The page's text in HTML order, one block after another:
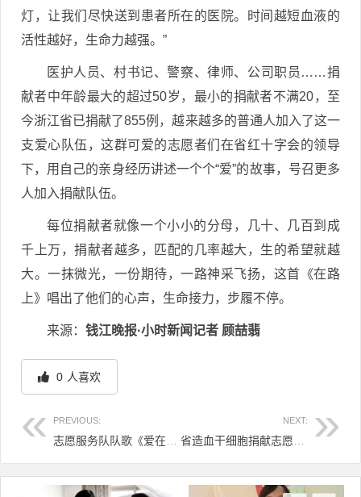
灯，让我们尽快送到患者所在的医院。时间越短血液的
活性越好，生命力越强。”
医护人员、村书记、警察、律师、公司职员……捐
献者中年龄最大的超过50岁，最小的捐献者不满20，至
今浙江省已捐献了855例，越来越多的普通人加入了这一
支爱心队伍，这群可爱的志愿者们在省红十字会的领导
下，用自己的亲身经历讲述一个个“爱”的故事，号召更多
人加入捐献队伍。
每位捐献者就像一个小小的分母，几十、几百到成
千上万，捐献者越多，匹配的几率越大，生的希望就越
大。一抹微光，一份期待，一路神采飞扬，这首《在路
上》唱出了他们的心声，生命接力，步履不停。
来源： 钱江晚报·小时新闻记者 顾喆翡
0 人喜欢
PREVIOUS:
志愿服务队队歌《爱在路上》诞生记
NEXT:
省造血干细胞捐献志愿服务队组织队员开展交流活动
文章导航